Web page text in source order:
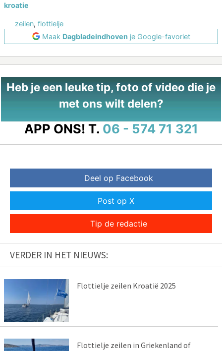
kroatie
zeilen, flottielje
Maak Dagbladeindhoven je Google-favoriet
Heb je een leuke tip, foto of video die je
met ons wilt delen?
APP ONS! T. 06 - 574 71 321
Deel op Facebook
Post op X
Tip de redactie
VERDER IN HET NIEUWS:
Flottielje zeilen Kroatië 2025
Flottielje zeilen in Griekenland of